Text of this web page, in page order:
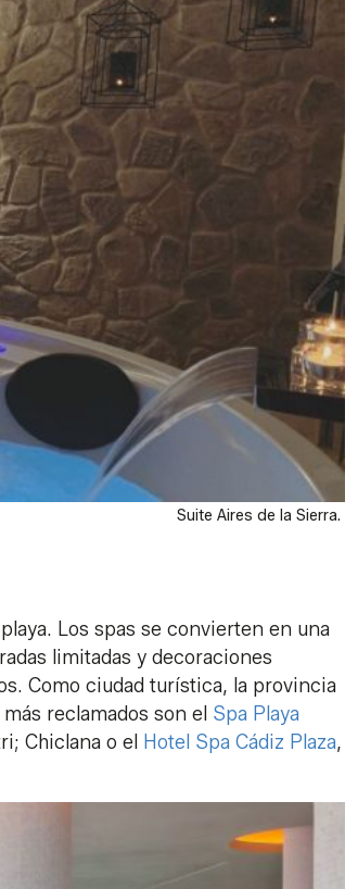
Suite Aires de la Sierra.
Los spas se convierten en una
limitadas y decoraciones
Como ciudad turística, la provincia
reclamados son el Spa Playa
Chiclana o el Hotel Spa Cádiz Plaza,